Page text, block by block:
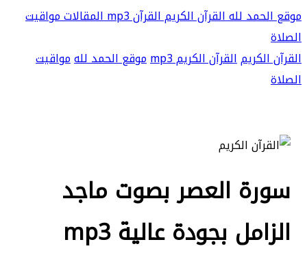
موقع الحمد للهالقرآن الكريمالقرآن mp3 المقالاتمواقيت
الصلاة
القرآن الكريمالقرآن الكريم mp3 موقع الحمد للهمواقيت
الصلاة
سورة العصر بصوت ماجد
الزامل بجودة عالية mp3